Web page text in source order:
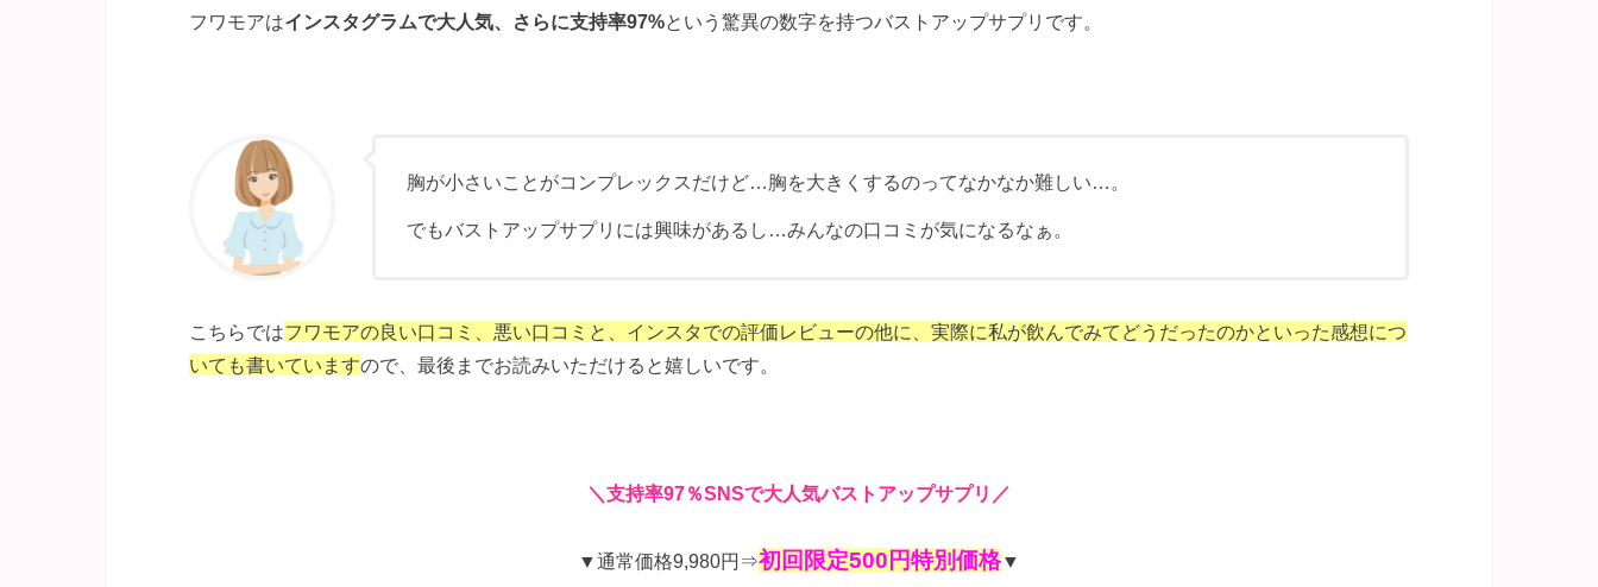
フワモアはインスタグラムで大人気、さらに支持率97%という驚異の数字を持つバストアップサプリです。
胸が小さいことがコンプレックスだけど…胸を大きくするのってなかなか難しい…。
でもバストアップサプリには興味があるし…みんなの口コミが気になるなぁ。
こちらではフワモアの良い口コミ、悪い口コミと、インスタでの評価レビューの他に、実際に私が飲んでみてどうだったのかといった感想につ
いても書いていますので、最後までお読みいただけると嬉しいです。
＼ 支持率97％SNSで大人気バストアップサプリ／
▼通常価格9,980円⇒初回限定500円特別価格▼